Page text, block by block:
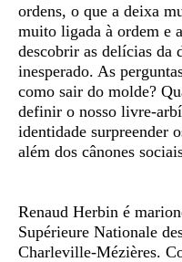
ordens, o que a deixa
muito ligada à ordem e
descobrir as delícias da
inesperado. As
como sair do molde?
definir o nosso livre-
identidade surpreender
além dos cânones
Renaud Herbin é
Supérieure Nationale
Charleville-Mézières.